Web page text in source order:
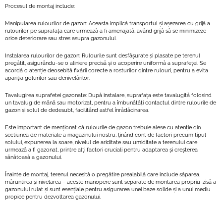
Procesul de montaj include:
Manipularea rulourilor de gazon: Aceasta implică transportul și așezarea cu grijă a
rulourilor pe suprafața care urmează a fi amenajată, având grijă să se minimizeze
orice deteriorare sau stres asupra gazonului.
Instalarea rulourilor de gazon: Rulourile sunt desfășurate și plasate pe terenul
pregătit, asigurându-se o aliniere precisă și o acoperire uniformă a suprafeței. Se
acordă o atenție deosebită fixării corecte a rosturilor dintre rulouri, pentru a evita
apariția golurilor sau denivelărilor.
Tavalugirea suprafetei gazonate: După instalare, suprafața este tavalugită folosind
un tavalug de mână sau motorizat, pentru a îmbunătăți contactul dintre rulourile de
gazon și solul de dedesubt, facilitând astfel înrădăcinarea.
Este important de menționat că rulourile de gazon trebuie alese cu atenție din
sectiunea de materiale a magazinului nostru, ținând cont de factori precum tipul
solului, expunerea la soare, nivelul de ariditate sau umiditate a terenului care
urmează a fi gazonat, printre alți factori cruciali pentru adaptarea și creșterea
sănătoasă a gazonului.
Înainte de montaj, terenul necesită o pregătire prealabilă care include săparea,
măruntirea și nivelarea – aceste manopere sunt separate de montarea propriu-zisă a
gazonului rulat și sunt esențiale pentru asigurarea unei baze solide și a unui mediu
propice pentru dezvoltarea gazonului.